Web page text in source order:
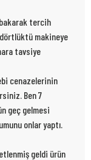
tercih
dörtlüktü makineye
tavsiye
cenazelerinin
Ben 7
geç gelmesi
onlar yaptı.
geldi ürün